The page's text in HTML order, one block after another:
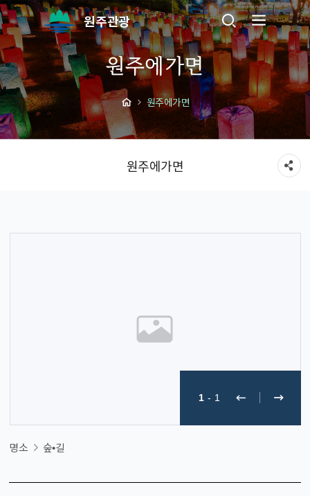
원주관광
원주에가면
원주에가면
원주에가면
1 - 1
명소 숲•길